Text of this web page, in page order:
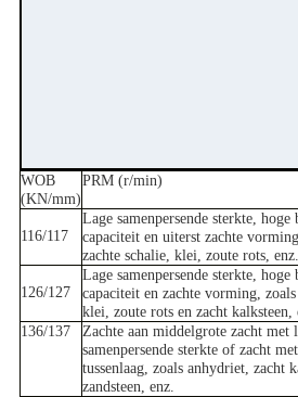
WOB
(KN/mm)
PRM (r/min)
116/117
Lage samenpersende sterkte, hoge
capaciteit en uiterst zachte
zachte schalie, klei, zoute rots, enz.
126/127
Lage samenpersende sterkte, hoge
capaciteit en zachte vorming, zoals
klei, zoute rots en zacht kalksteen,
136/137
Zachte aan middelgrote zacht met
samenpersende sterkte of zacht
tussenlaag, zoals anhydriet, zacht
zandsteen, enz.